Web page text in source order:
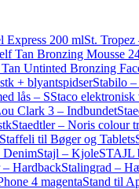
Express 200 mlSt.
Tan Bronzing Mousse
Untinted Bronzing
+ blyantspidserStabilo
lås – SStaco
Clark 3 – Indbundet
Staedtler – Noris colour
Staffeli til Bøger og Tablets
DenimStajl – KjoleSTAJL
– HardbackStalingrad –
4 magentaStand til